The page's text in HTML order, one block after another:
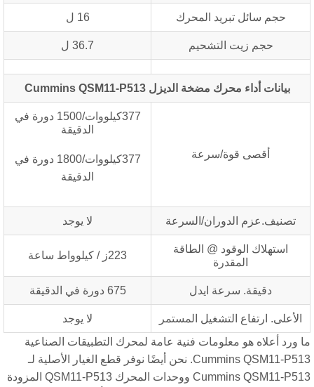
حجم سائل تبريد المحرك 16 ل
حجم زيت التشحيم 36.7 ل
بيانات أداء محرك مضخة الديزل Cummins QSM11-P513
أقصى قوة/سرعة
377كيلووات/1500 دورة في
الدقيقة
377كيلووات/1800 دورة في
الدقيقة
تصنيف.عزم الدوران/السرعة لا يوجد
استهلاك الوقود @ الطاقة
المقدرة
223ز / كيلوواط ساعة
دقيقة. سرعة ايدل 675 دورة في الدقيقة
الأعلى. ارتفاع التشغيل المستمر
لا يوجد
ورد أعلاه هو معلومات فنية عامة لمحرك التطبيقات الصناعية
Cummins QSM11-P513. نحن أيضًا نوفر قطع الغيار الأصلية لـ
Cummins QSM11-P513 ووحدات المحرك QSM11-P513 المزودة